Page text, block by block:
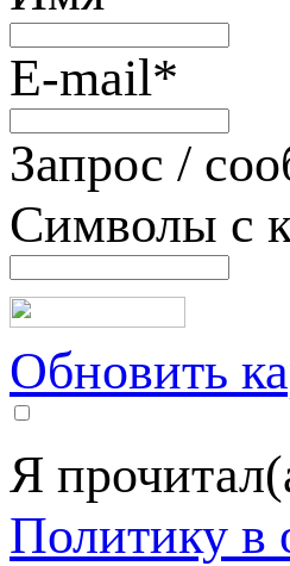
E-mail*
Запрос /
Символы с
Обновить
Я
Политику в